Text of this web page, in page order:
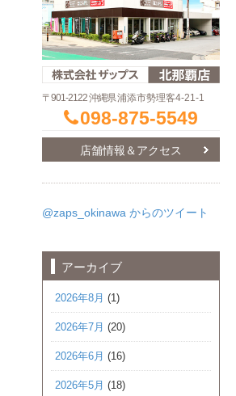
〒901-2122 沖縄県浦添市勢理客4-21-1
098-875-5549
店舗情報＆アクセス
@zaps_okinawa からのツイート
アーカイブ
2026年8月 (1)
2026年7月 (20)
2026年6月 (16)
2026年5月 (18)